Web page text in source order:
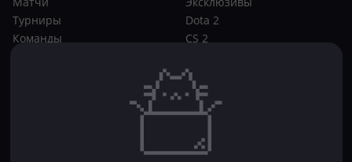
Турниры
Команды
Dota 2
CS 2
Букмекеры
CS 2